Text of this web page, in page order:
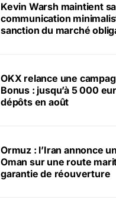
Kevin Warsh maintient sa
communication
sanction du marché
OKX relance une
Bonus : jusqu’à 5 000
dépôts en août
Ormuz : l’Iran annonce
Oman sur une route
garantie de réouverture